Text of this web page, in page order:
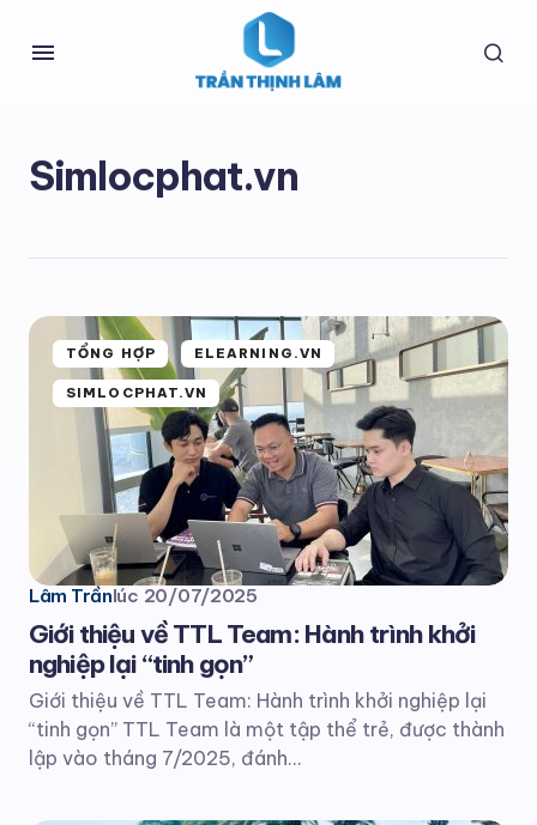
Simlocphat.vn
TỔNG HỢP ELEARNING.VN
SIMLOCPHAT.VN
Lâm Trầnlúc 20/07/2025
Giới thiệu về TTL Team: Hành trình khởi
nghiệp lại “tinh gọn”
Giới thiệu về TTL Team: Hành trình khởi nghiệp lại
“tinh gọn” TTL Team là một tập thể trẻ, được thành
lập vào tháng 7/2025, đánh…